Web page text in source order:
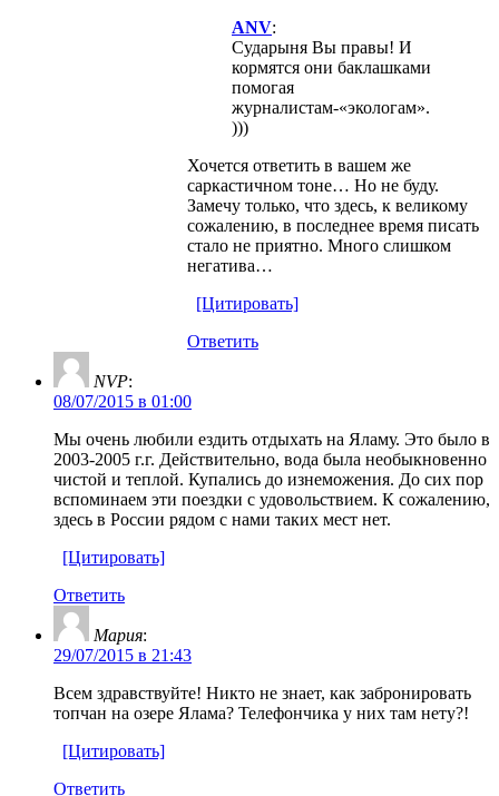
ANV:
Сударыня Вы правы! И
кормятся они баклашками
помогая
журналистам-«экологам».
)))
Хочется ответить в вашем же
саркастичном тоне… Но не буду.
Замечу только, что здесь, к великому
сожалению, в последнее время писать
стало не приятно. Много слишком
негатива…
[Цитировать]
Ответить
NVP:
08/07/2015 в 01:00
Мы очень любили ездить отдыхать на Яламу. Это было в
2003-2005 г.г. Действительно, вода была необыкновенно
чистой и теплой. Купались до изнеможения. До сих пор
вспоминаем эти поездки с удовольствием. К сожалению,
здесь в России рядом с нами таких мест нет.
[Цитировать]
Ответить
Мария:
29/07/2015 в 21:43
Всем здравствуйте! Никто не знает, как забронировать
топчан на озере Ялама? Телефончика у них там нету?!
[Цитировать]
Ответить